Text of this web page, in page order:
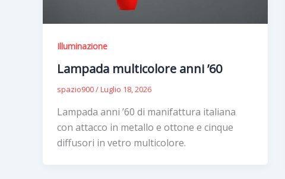
Illuminazione
Lampada multicolore anni ’60
spazio900/Luglio 18, 2026
Lampada anni ’60 di manifattura italiana
con attacco in metallo e ottone e cinque
diffusori in vetro multicolore.